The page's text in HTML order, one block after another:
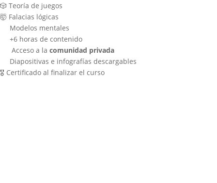
🎲 Teoría de juegos
🤯 Falacias lógicas
Modelos mentales
+6 horas de contenido
Acceso a la comunidad privada
Diapositivas e infografías descargables
🎖 Certificado al finalizar el curso